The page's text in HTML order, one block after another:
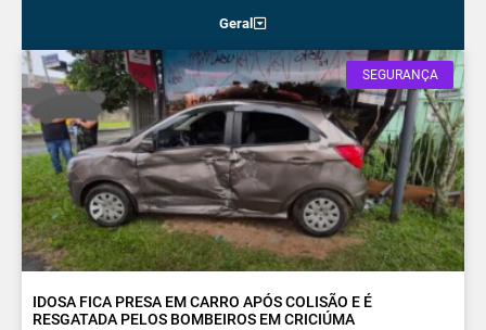
Geral
SEGURANÇA
IDOSA FICA PRESA EM CARRO APÓS COLISÃO E É
RESGATADA PELOS BOMBEIROS EM CRICIÚMA